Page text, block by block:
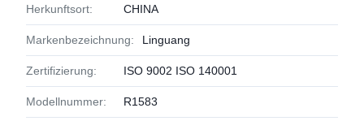
Herkunftsort: CHINA
Markenbezeichnung: Linguang
Zertifizierung: ISO 9002 ISO 140001
Modellnummer: R1583